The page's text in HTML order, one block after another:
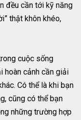
đều cần tới kỹ năng
thật khôn khéo,
cuộc sống
hoàn cảnh cần giải
Có thể là khi bạn
cũng có thể bạn
những trường hợp